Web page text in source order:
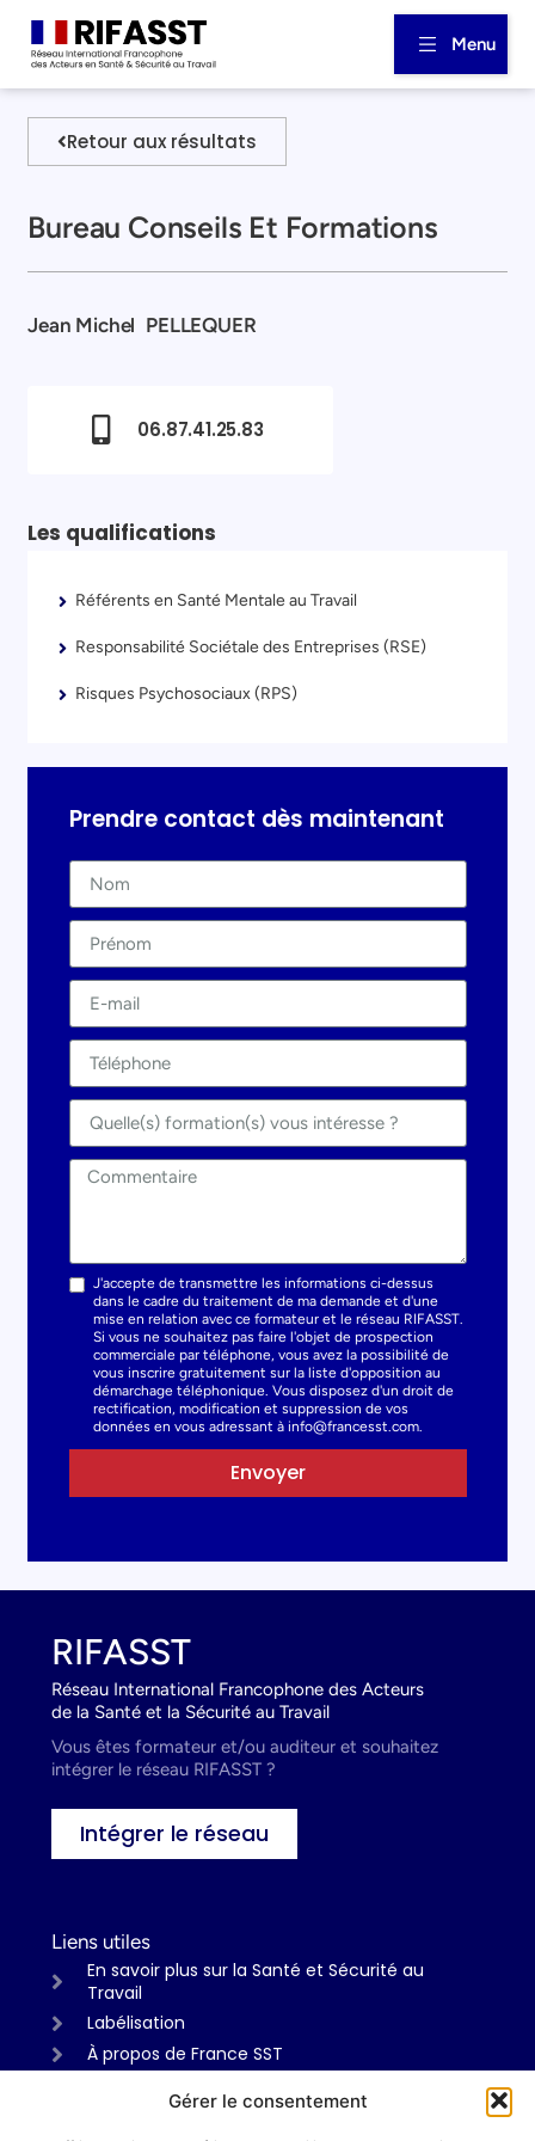
Gérer le consentement
Menu
Retour aux résultats
Bureau Conseils Et Formations
Jean Michel PELLEQUER
06.87.41.25.83
Les qualifications
Référents en Santé Mentale au Travail
Responsabilité Sociétale des Entreprises (RSE)
Risques Psychosociaux (RPS)
Prendre contact dès maintenant
J'accepte de transmettre les informations ci-dessus
dans le cadre du traitement de ma demande et d'une
mise en relation avec ce formateur et le réseau RIFASST.
Si vous ne souhaitez pas faire l'objet de prospection
commerciale par téléphone, vous avez la possibilité de
vous inscrire gratuitement sur la liste d'opposition au
démarchage téléphonique. Vous disposez d'un droit de
rectification, modification et suppression de vos
données en vous adressant à info@francesst.com.
Envoyer
RIFASST
Réseau International Francophone des Acteurs
de la Santé et la Sécurité au Travail
Vous êtes formateur et/ou auditeur et souhaitez
intégrer le réseau RIFASST ?
Intégrer le réseau
Liens utiles
En savoir plus sur la Santé et Sécurité au
Travail
Labélisation
À propos de France SST